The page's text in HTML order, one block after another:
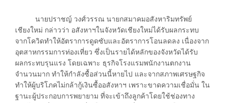
นายปราชญ์ วงศ์วรรณ นายกสมาคมอสังหาริมทรัพย์
เชียงใหม่ กล่าวว่า อสังหาฯในจังหวัดเชียงใหม่ได้รับผลกระทบ
จากโควิดทำให้อัตราการดูดซับและอัตราการโอนลดลง เนื่องจาก
อุตสาหกรรมการท่องเที่ยว ซึ่งเป็นรายได้หลักของจังหวัดได้รับ
ผลกระทบรุนแรง โดยเฉพาะ ธุรกิจโรงแรมพนักงานตกงาน
จำนวนมาก ทำให้กำลังซื้อส่วนนี้หายไป และจากสภาพเศรษฐกิจ
ทำให้ผู้บริโภคไม่กล้ากู้เงินซื้ออสังหาฯ เพราะขาดความเชื่อมั่น ใน
ฐานะผู้ประกอบการพยายาม ที่จะเข้าถึงลูกค้าโดยใช้ช่องทาง